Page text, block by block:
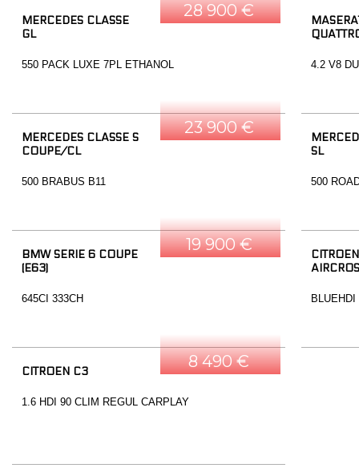
28 900 €
MERCEDES CLASSE
GL
550 PACK LUXE 7PL ETHANOL 4.2 V8
23 900 €
MERCEDES CLASSE S
COUPE/CL
500 BRABUS B11
SL
500
19 900 €
BMW SERIE 6 COUPE
(E63)
645CI 333CH
8 490 €
CITROEN C3
1.6 HDI 90 CLIM REGUL CARPLAY